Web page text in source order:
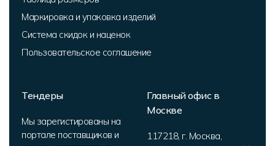
Маркировка и упаковка изделий
Система скидок и наценок
Пользовательское соглашение
Тендеры
Мы зарегистированы на
портале поставщиков и
Главный офис в
Москве
117218, г. Москва,